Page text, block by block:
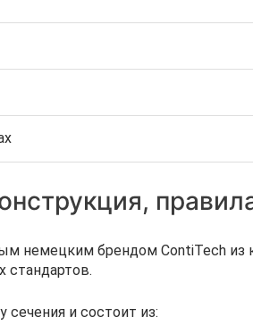
немецким брендом ContiTech из
стандартов.
и состоит из: